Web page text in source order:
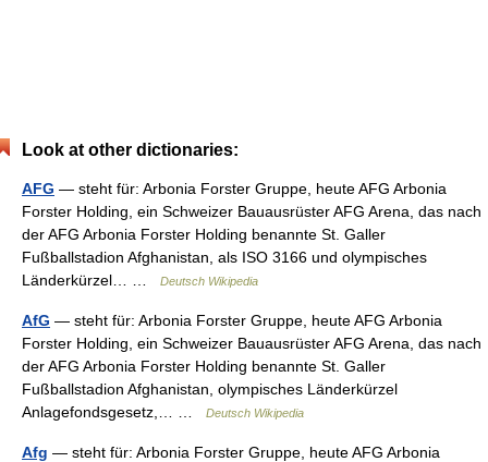
Look at other dictionaries:
AFG — steht für: Arbonia Forster Gruppe, heute AFG Arbonia
Forster Holding, ein Schweizer Bauausrüster AFG Arena, das nach
der AFG Arbonia Forster Holding benannte St. Galler
Fußballstadion Afghanistan, als ISO 3166 und olympisches
Länderkürzel… …
Deutsch Wikipedia
AfG — steht für: Arbonia Forster Gruppe, heute AFG Arbonia
Forster Holding, ein Schweizer Bauausrüster AFG Arena, das nach
der AFG Arbonia Forster Holding benannte St. Galler
Fußballstadion Afghanistan, olympisches Länderkürzel
Anlagefondsgesetz,… …
Deutsch Wikipedia
Afg — steht für: Arbonia Forster Gruppe, heute AFG Arbonia